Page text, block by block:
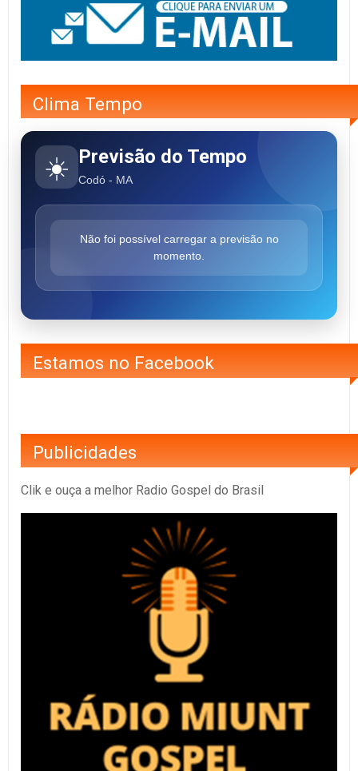
Clima Tempo
☀️ Previsão do Tempo
Codó - MA
Não foi possível carregar a previsão no
momento.
Estamos no Facebook
Publicidades
Clik e ouça a melhor Radio Gospel do Brasil